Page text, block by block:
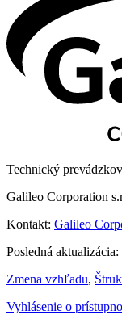
Technický
Galileo Corporation
Kontakt: Galileo
Posledná
Zmena vzhľadu,
Vyhlásenie o